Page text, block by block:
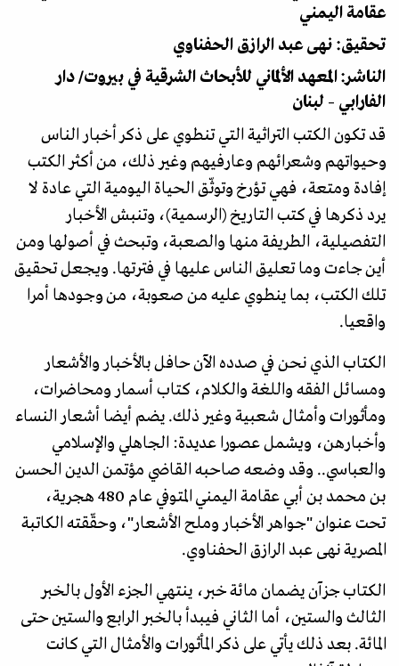
عقامة اليمني
تحقيق: نهى عبد الرازق الحفناوي
الناشر: المعهد الألماني للأبحاث الشرقية في بيروت/ دار
الفارابي – لبنان
قد تكون الكتب التراثية التي تنطوي على ذكر أخبار الناس
وحيواتهم وشعرائهم وعارفيهم وغير ذلك، من أكثر الكتب
إفادة ومتعة، فهي تؤرخ وتوثّق الحياة اليومية التي عادة لا
يرد ذكرها في كتب التاريخ (الرسمية)، وتنبش الأخبار
التفصيلية، الطريفة منها والصعبة، وتبحث في أصولها ومن
أين جاءت وما تعليق الناس عليها في فترتها. ويجعل تحقيق
تلك الكتب، بما ينطوي عليه من صعوبة، من وجودها أمرا
واقعيا.
الكتاب الذي نحن في صدده الآن حافل بالأخبار والأشعار
ومسائل الفقه واللغة والكلام، كتاب أسمار ومحاضرات،
ومأثورات وأمثال شعبية وغير ذلك. يضم أيضا أشعار النساء
وأخبارهن، ويشمل عصورا عديدة: الجاهلي والإسلامي
والعباسي.. وقد وضعه صاحبه القاضي مؤتمن الدين الحسن
بن محمد بن أبي عقامة اليمني المتوفي عام 480 هجرية،
تحت عنوان "جواهر الأخبار وملح الأشعار"، وحقّقته الكاتبة
المصرية نهى عبد الرازق الحفناوي.
الكتاب جزآن يضمان مائة خبر، ينتهي الجزء الأول بالخبر
الثالث والستين، أما الثاني فيبدأ بالخبر الرابع والستين حتى
المائة. بعد ذلك يأتي على ذكر المأثورات والأمثال التي كانت